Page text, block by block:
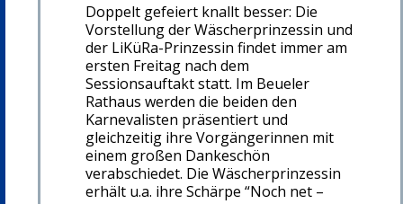
Doppelt gefeiert knallt besser: Die
Vorstellung der Wäscherprinzessin und
der LiKüRa-Prinzessin findet immer am
ersten Freitag nach dem
Sessionsauftakt statt. Im Beueler
Rathaus werden die beiden den
Karnevalisten präsentiert und
gleichzeitig ihre Vorgängerinnen mit
einem großen Dankeschön
verabschiedet. Die Wäscherprinzessin
erhält u.a. ihre Schärpe “Noch net –